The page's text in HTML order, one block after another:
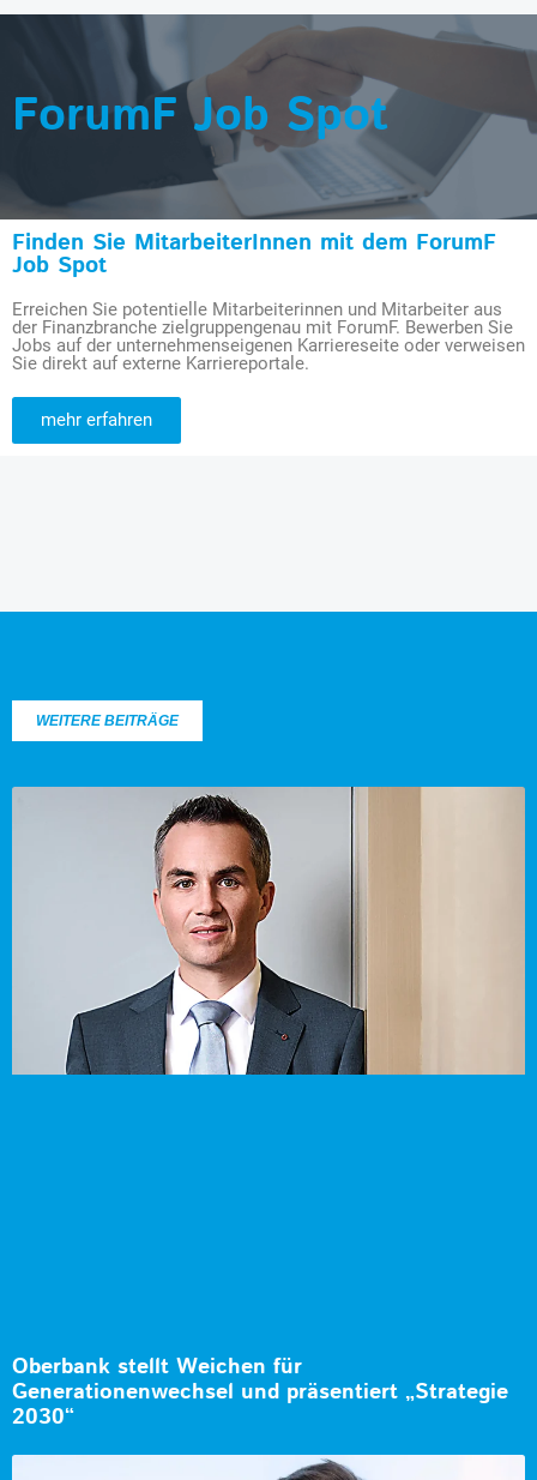
ForumF Job Spot
Finden Sie MitarbeiterInnen mit dem ForumF
Job Spot
Erreichen Sie potentielle Mitarbeiterinnen und Mitarbeiter aus
der Finanzbranche zielgruppengenau mit ForumF. Bewerben Sie
Jobs auf der unternehmenseigenen Karriereseite oder verweisen
Sie direkt auf externe Karriereportale.
mehr erfahren
WEITERE BEITRÄGE
Oberbank stellt Weichen für
Generationenwechsel und präsentiert „Strategie
2030“